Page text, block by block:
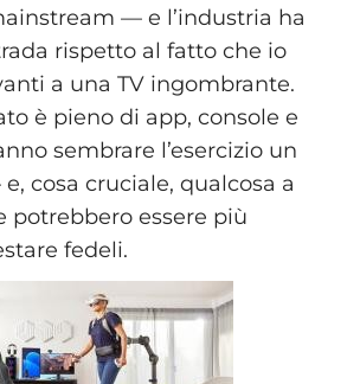
— e l’industria ha
rispetto al fatto che io
a una TV ingombrante.
è pieno di app, console e
sembrare l’esercizio un
cosa cruciale, qualcosa a
potrebbero essere più
fedeli.